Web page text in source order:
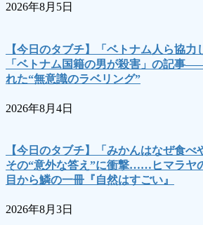
2026年8月5日
【今日のタブチ】「ベトナム人ら協力
「ベトナム国籍の男が殺害」の記事
れた“無意識のラベリング”
2026年8月4日
【今日のタブチ】「みかんはなぜ食べ
その“意外な答え”に衝撃……ヒマラヤ
目から鱗の一冊『自然はすごい』
2026年8月3日